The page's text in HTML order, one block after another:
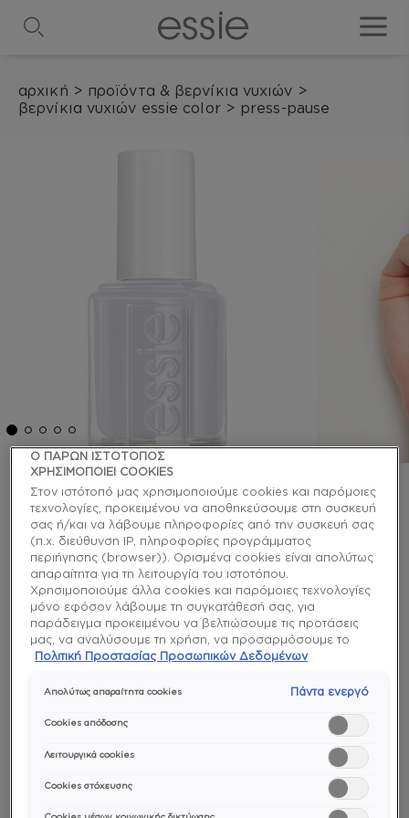
αρχική > προϊόντα & βερνίκια νυχιών >
βερνίκια νυχιών essie color > press-pause
essie
press pause βερνίκι νυχιών
Σπάσε τα κοντέρ και φτάσε σε νέα ύψη με αυτό το
ανοιχτό γκρι βερνίκι νυχιών με γαλακτερούς μπλε
τόνους.
enamel
χρώμα και
αφαίρεση
Ο ΠΑΡΩΝ ΙΣΤΟΤΟΠΟΣ
ΧΡΗΣΙΜΟΠΟΙΕΙ COOKIES
Στον ιστότοπό μας χρησιμοποιούμε cookies και παρόμοιες
τεχνολογίες, προκειμένου να αποθηκεύσουμε στη συσκευή
σας ή/και να λάβουμε πληροφορίες από την συσκευή σας
(π.χ. διεύθυνση IP, πληροφορίες προγράμματος
περιήγησης (browser)). Ορισμένα cookies είναι απολύτως
απαραίτητα για τη λειτουργία του ιστοτόπου.
Χρησιμοποιούμε άλλα cookies και παρόμοιες τεχνολογίες
μόνο εφόσον λάβουμε τη συγκατάθεσή σας, για
παράδειγμα προκειμένου να βελτιώσουμε τις προτάσεις
μας, να αναλύσουμε τη χρήση, να προσαρμόσουμε το
περιεχόμενο στα ενδιαφέροντά σας ή να αναγνωρίσουμε
τα ενδιαφέροντά σας και να σας δείχνουμε σχετικό
προτάσεις. Μπορείτε να αποδεχθείτε cookies τα οποία δεν
είναι απαραίτητα («Αποδοχή όλων»), να τα απορρίψετε
(«Απόρριψη όλων») ή να ρυθμίσετε και να αποθηκεύσετε
τις επιλογές σας («Αποθήκευση επιλογών»). Μπορείτε
επίσης, ανά πάσα στιγμή, να ελέγξετε και να ρυθμίσετε εκ
νέου τις επιλογές σας (επιλέγοντας το link «Ρυθμίσεις για τα
Πολιτική Προστασίας Προσωπικών Δεδομένων
Απολύτως απαραίτητα cookies Πάντα ενεργό
Cookies απόδοσης
Λειτουργικά cookies
Cookies στόχευσης